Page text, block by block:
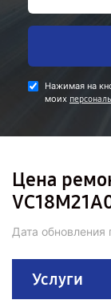
Нажимая на
моих
Цена
Дата обновления
Услуги